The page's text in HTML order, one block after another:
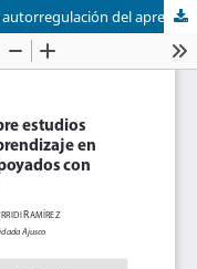
Revisión sistemática sobre estudios de autorregulación del aprendizaje en programas educativos apoyados con tecnología